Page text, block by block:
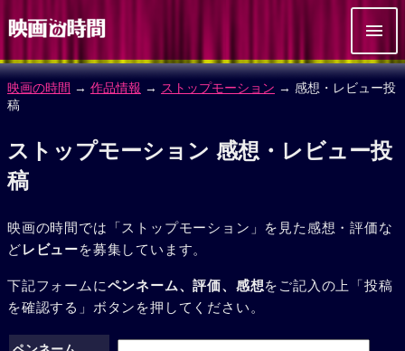
映画の時間 → 作品情報 → ストップモーション → 感想・レビュー投
稿
ストップモーション 感想・レビュー投
稿
映画の時間では「ストップモーション」を見た感想・評価な
どレビューを募集しています。
下記フォームにペンネーム、評価、感想をご記入の上「投稿
を確認する」ボタンを押してください。